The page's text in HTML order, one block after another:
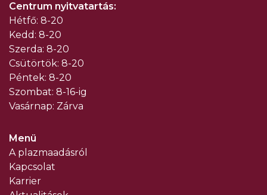
Centrum nyitvatartás:
Hétfő: 8-20
Kedd: 8-20
Szerda: 8-20
Csütörtök: 8-20
Péntek: 8-20
Szombat: 8-16-ig
Vasárnap: Zárva
Menü
A plazmaadásról
Kapcsolat
Karrier